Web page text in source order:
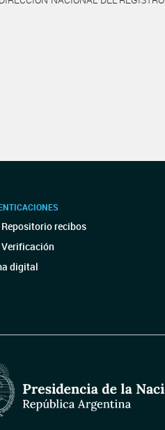
Repositorio recibos
Verificación
digital